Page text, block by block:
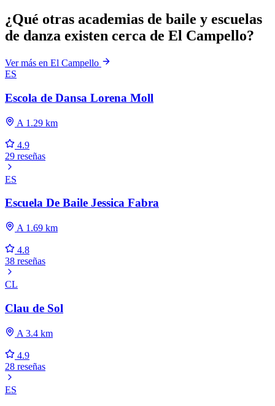
¿Qué otras academias de baile y escuelas
de danza existen cerca de El Campello?
Ver más en El Campello
ES
Escola de Dansa Lorena Moll
A 1.29 km
4.9
29 reseñas
ES
Escuela De Baile Jessica Fabra
A 1.69 km
4.8
38 reseñas
CL
Clau de Sol
A 3.4 km
4.9
28 reseñas
ES